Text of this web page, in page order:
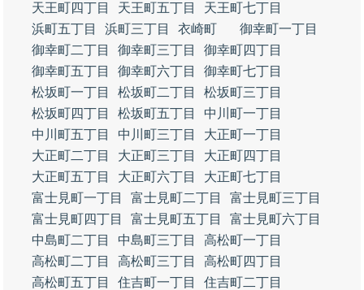
天王町四丁目
天王町五丁目
天王町七丁目
浜町五丁目
浜町三丁目 衣崎町
御幸町一丁目
御幸町二丁目
御幸町三丁目
御幸町四丁目
御幸町五丁目
御幸町六丁目
御幸町七丁目
松坂町一丁目
松坂町二丁目
松坂町三丁目
松坂町四丁目
松坂町五丁目
中川町一丁目
中川町五丁目
中川町三丁目
大正町一丁目
大正町二丁目
大正町三丁目
大正町四丁目
大正町五丁目
大正町六丁目
大正町七丁目
富士見町一丁目
富士見町二丁目
富士見町三丁目
富士見町四丁目
富士見町五丁目
富士見町六丁目
中島町二丁目
中島町三丁目
高松町一丁目
高松町二丁目
高松町三丁目
高松町四丁目
高松町五丁目
住吉町一丁目
住吉町二丁目